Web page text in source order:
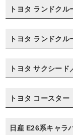
トヨタ ランドクル
トヨタ ランドクル
トヨタ サクシード
トヨタ コースター
日産 E26系キャラ